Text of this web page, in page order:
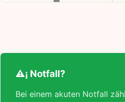
⚠¡ Notfall?
Bei einem akuten Notfall